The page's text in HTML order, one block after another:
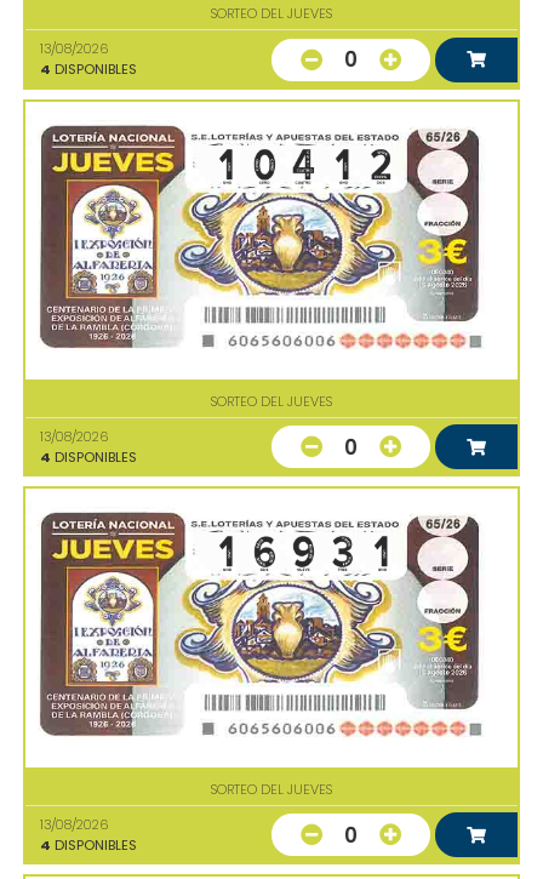
SORTEO DEL JUEVES
13/08/2026
4 DISPONIBLES 0
SORTEO DEL JUEVES
13/08/2026
4 DISPONIBLES 0
SORTEO DEL JUEVES
13/08/2026
4 DISPONIBLES 0